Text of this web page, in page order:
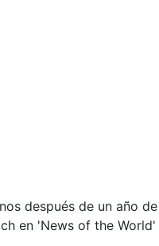
después de un año de
en 'News of the World'